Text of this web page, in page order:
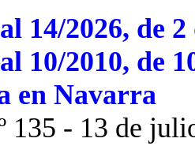
14/2026, de
10/2010, de
en Navarra
135 - 13 de